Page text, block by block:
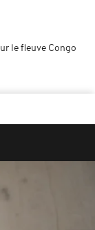
le fleuve Congo